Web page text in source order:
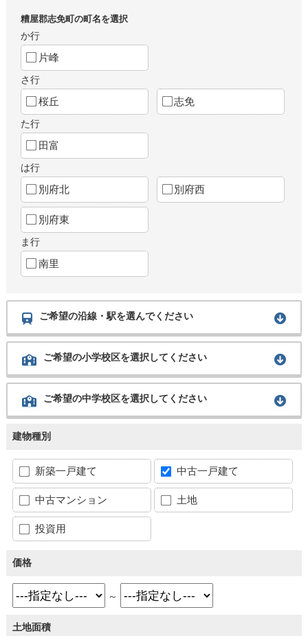
糟屋郡志免町の町名を選択
か行
片峰
さ行
桜丘 志免
た行
田富
は行
別府北 別府西
別府東
ま行
南里
ご希望の沿線・駅を選んでください
ご希望の小学校区を選択してください
ご希望の中学校区を選択してください
建物種別
新築一戸建て 中古一戸建て
中古マンション 土地
投資用
価格
～
土地面積